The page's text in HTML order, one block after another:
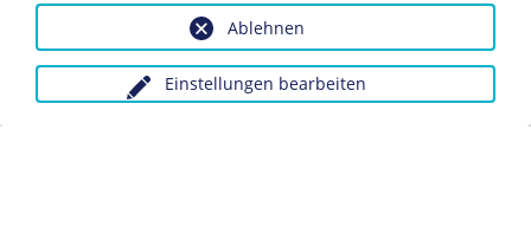
BIOGRAFIE
Georgi Fürst LwowEinstellungen bearbeiten
Ablehnen